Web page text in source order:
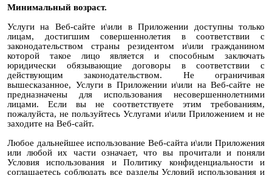
Минимальный возраст.
Услуги на Веб-сайте и\или в Приложении доступны только
лицам, достигшим совершеннолетия в соответствии с
законодательством страны резидентом и\или гражданином
которой такое лицо является и способным заключать
юридически обязывающие договоры в соответствии с
действующим законодательством. Не ограничивая
вышесказанное, Услуги в Приложении и\или на Веб-сайте не
предназначены для использования несовершеннолетними
лицами. Если вы не соответствуете этим требованиям,
пожалуйста, не пользуйтесь Услугами и\или Приложением и не
заходите на Веб-сайт.
Любое дальнейшее использование Веб-сайта и\или Приложения
или любой их части означает, что вы прочитали и поняли
Условия использования и Политику конфиденциальности и
соглашаетесь соблюдать все разделы Условий использования и